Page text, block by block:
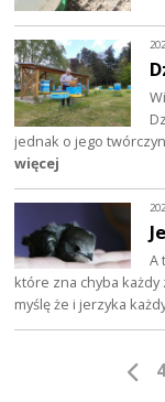
jednak o jego
więcej
A
które zna chyba każdy
myślę że i jerzyka
4